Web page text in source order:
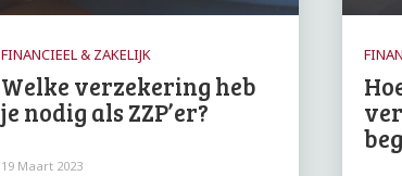
FINANCIEEL & ZAKELIJK
Welke verzekering heb
je nodig als ZZP’er?
19 Maart 2023